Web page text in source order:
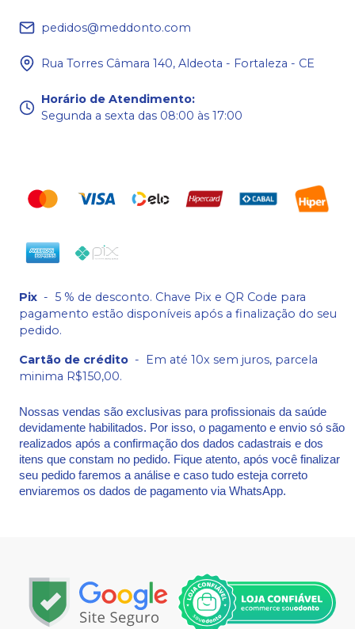
pedidos@meddonto.com
Rua Torres Câmara 140, Aldeota - Fortaleza - CE
Horário de Atendimento:
Segunda a sexta das 08:00 às 17:00
Pix - 5 % de desconto. Chave Pix e QR Code para
pagamento estão disponíveis após a finalização do seu
pedido.
Cartão de crédito - Em até 10x sem juros, parcela
minima R$150,00.
Nossas vendas são exclusivas para profissionais da saúde
devidamente habilitados. Por isso, o pagamento e envio só são
realizados após a confirmação dos dados cadastrais e dos
itens que constam no pedido. Fique atento, após você finalizar
seu pedido faremos a análise e caso tudo esteja correto
enviaremos os dados de pagamento via WhatsApp.